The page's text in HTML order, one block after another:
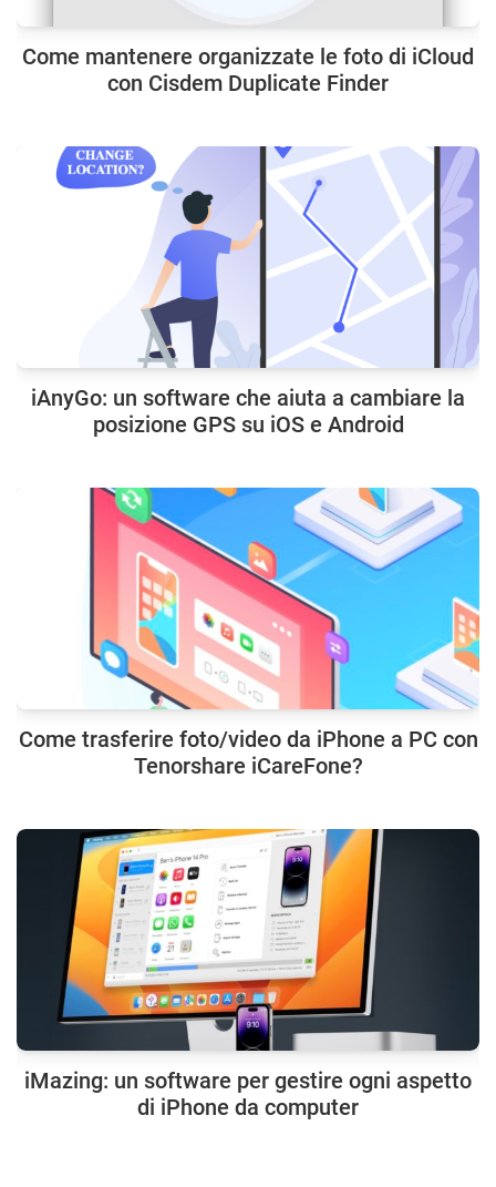
Come mantenere organizzate le foto di iCloud
con Cisdem Duplicate Finder
iAnyGo: un software che aiuta a cambiare la
posizione GPS su iOS e Android
Come trasferire foto/video da iPhone a PC con
Tenorshare iCareFone?
iMazing: un software per gestire ogni aspetto
di iPhone da computer